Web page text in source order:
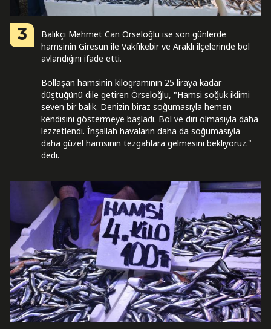
3
Balıkçı Mehmet Can Örseloğlu ise son günlerde
hamsinin Giresun ile Vakfıkebir ve Araklı ilçelerinde bol
avlandığını ifade etti.
Bollaşan hamsinin kilogramının 25 liraya kadar
düştüğünü dile getiren Örseloğlu, "Hamsi soğuk iklimi
seven bir balık. Denizin biraz soğumasıyla hemen
kendisini göstermeye başladı. Bol ve diri olmasıyla daha
lezzetlendi. İnşallah havaların daha da soğumasıyla
daha güzel hamsinin tezgahlara gelmesini bekliyoruz."
dedi.